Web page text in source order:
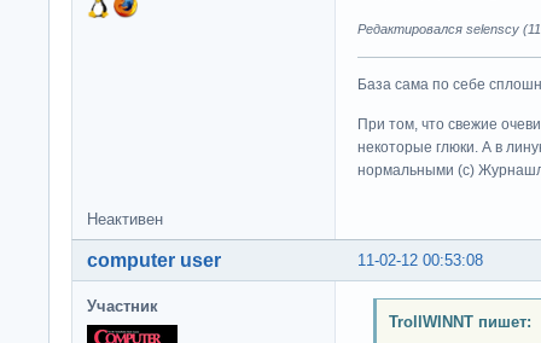
Редактировался selenscy
База сама по себе
При том, что свежие
некоторые глюки. А в
нормальными (c)
Неактивен
11-02-12 00:53:08
computer user
Участник
TrollWINNT пишет: